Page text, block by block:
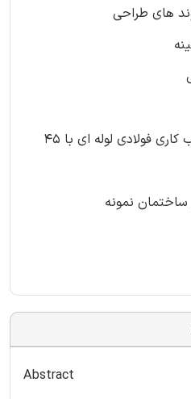
6. نمونه ی نمایشی: یک قالب کاری فولادی لوله ای با 45
Abstract